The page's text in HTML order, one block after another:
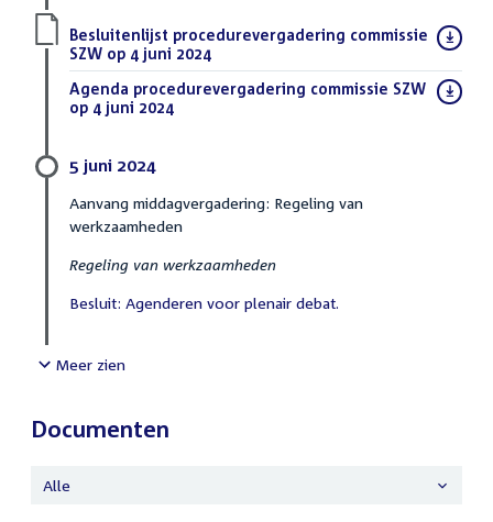
Download
bestand:
Besluitenlijst procedurevergadering commissie
SZW op 4 juni 2024
Download
bestand:
Agenda procedurevergadering commissie SZW
op 4 juni 2024
5 juni 2024
Aanvang middagvergadering: Regeling van
werkzaamheden
Regeling van werkzaamheden
Besluit: Agenderen voor plenair debat.
Meer zien
Documenten
Alle